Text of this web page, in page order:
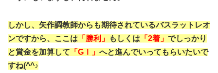
しかし、矢作調教師からも期待されているバスラットレオ
ンですから、ここは 「勝利」 もしくは 「2着」 でしっかり
と賞金を加算して 「GⅠ」 へと進んでいってもらいたいで
すね(^^♪